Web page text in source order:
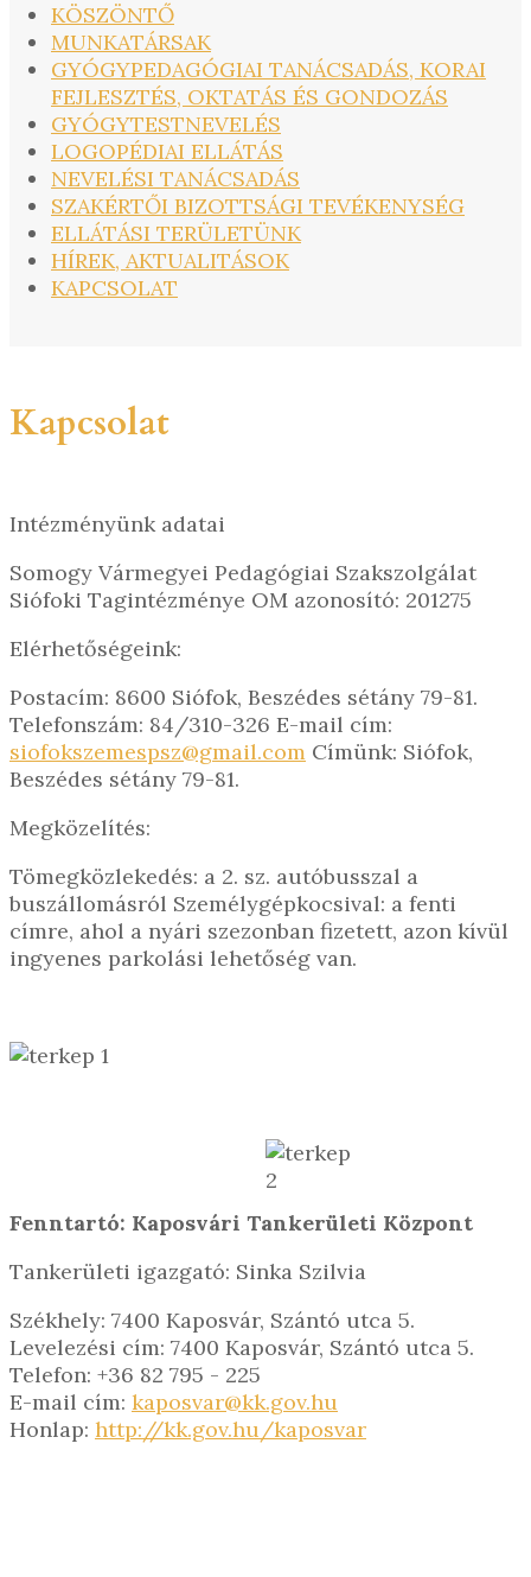
KÖSZÖNTŐ
MUNKATÁRSAK
GYÓGYPEDAGÓGIAI TANÁCSADÁS, KORAI
FEJLESZTÉS, OKTATÁS ÉS GONDOZÁS
GYÓGYTESTNEVELÉS
LOGOPÉDIAI ELLÁTÁS
NEVELÉSI TANÁCSADÁS
SZAKÉRTŐI BIZOTTSÁGI TEVÉKENYSÉG
ELLÁTÁSI TERÜLETÜNK
HÍREK, AKTUALITÁSOK
KAPCSOLAT
Kapcsolat
Intézményünk adatai
Somogy Vármegyei Pedagógiai Szakszolgálat
Siófoki Tagintézménye OM azonosító: 201275
Elérhetőségeink:
Postacím: 8600 Siófok, Beszédes sétány 79-81.
Telefonszám: 84/310-326 E-mail cím:
siofokszemespsz@gmail.com Címünk: Siófok,
Beszédes sétány 79-81.
Megközelítés:
Tömegközlekedés: a 2. sz. autóbusszal a
buszállomásról Személygépkocsival: a fenti
címre, ahol a nyári szezonban fizetett, azon kívül
ingyenes parkolási lehetőség van.
Fenntartó: Kaposvári Tankerületi Központ
Tankerületi igazgató: Sinka Szilvia
Székhely: 7400 Kaposvár, Szántó utca 5.
Levelezési cím: 7400 Kaposvár, Szántó utca 5.
Telefon: +36 82 795 - 225
E-mail cím: kaposvar@kk.gov.hu
Honlap: http://kk.gov.hu/kaposvar